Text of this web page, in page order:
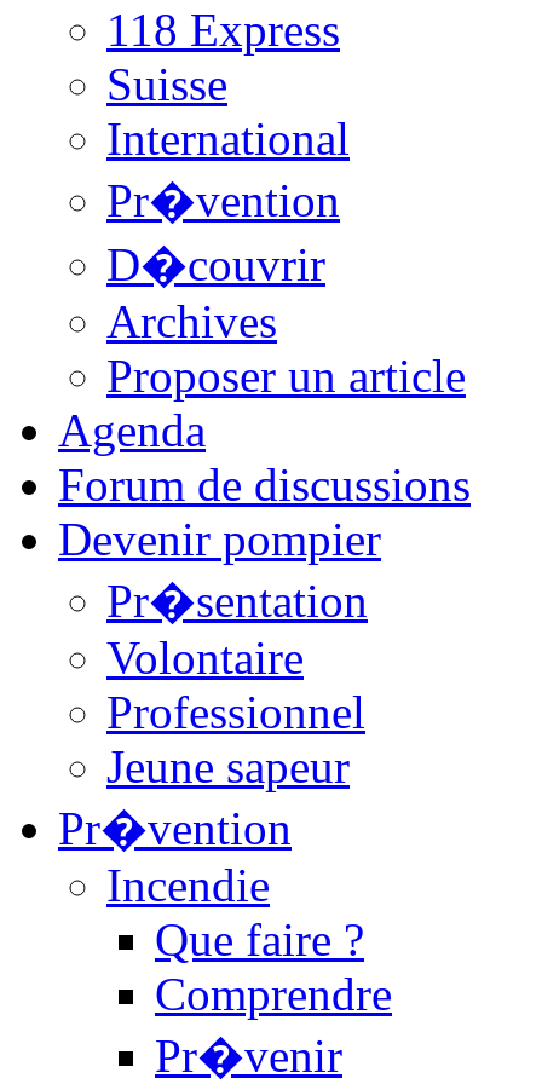
118 Express
Suisse
International
Pr�vention
D�couvrir
Archives
Proposer un article
Agenda
Forum de discussions
Devenir pompier
Pr�sentation
Volontaire
Professionnel
Jeune sapeur
Pr�vention
Incendie
Que faire ?
Comprendre
Pr�venir